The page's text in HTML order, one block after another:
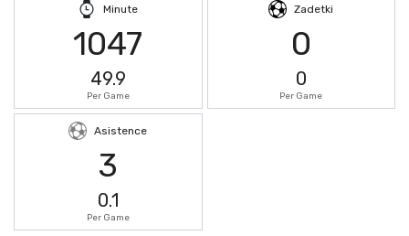
Minute
1047
49.9
Per Game
Zadetki
0
0
Per Game
Asistence
3
0.1
Per Game